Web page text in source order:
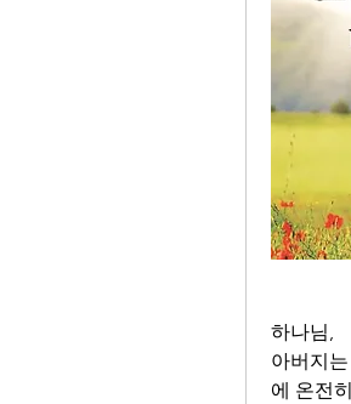
하나님,
아버지
에 온전